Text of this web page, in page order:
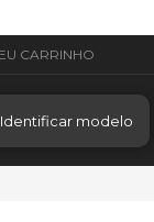
Identificar modelo